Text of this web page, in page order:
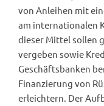
von Anleihen mit
am internationalen
dieser Mittel sollen
vergeben sowie
Geschäftsbanken
Finanzierung von
erleichtern. Der